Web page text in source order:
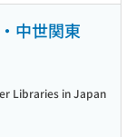
中世関東
Libraries in Japan